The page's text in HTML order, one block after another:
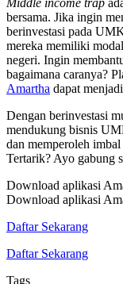
Middle income trap
bersama. Jika ingin
berinvestasi pada
mereka memiliki
negeri. Ingin
bagaimana caranya?
Amartha dapat
Dengan berinvestasi
mendukung bisnis
dan memperoleh
Tertarik? Ayo gabung
Download aplikasi
Download aplikasi
Daftar Sekarang
Daftar Sekarang
Tags